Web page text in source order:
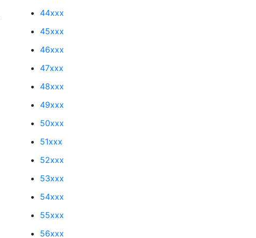
44xxx
45xxx
46xxx
47xxx
48xxx
49xxx
50xxx
51xxx
52xxx
53xxx
54xxx
55xxx
56xxx